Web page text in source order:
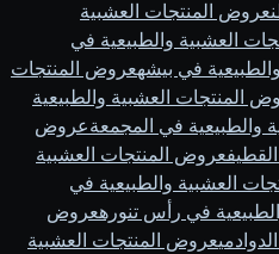
عروض المنتجات العشبية
العشبية والطبيعية في
في بيشهعروض المنتجات
المنتجات العشبية والطبيعية
والطبيعية في المجمعةعروض
عروض المنتجات العشبية
العشبية والطبيعية في
في رأس تنورهعروض
عروض المنتجات العشبية